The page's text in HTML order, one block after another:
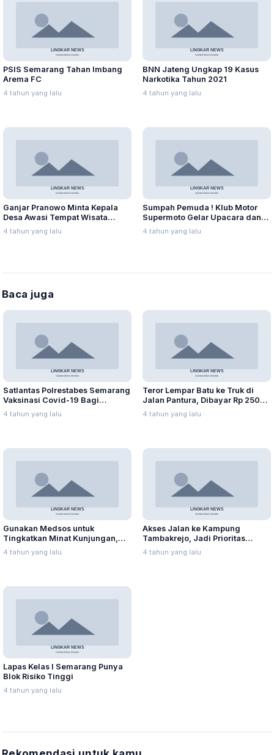
PSIS Semarang Tahan Imbang
Arema FC
4 tahun yang lalu
BNN Jateng Ungkap 19 Kasus
Narkotika Tahun 2021
4 tahun yang lalu
Ganjar Pranowo Minta Kepala
Desa Awasi Tempat Wisata
Selama Nataru
4 tahun yang lalu
Sumpah Pemuda ! Klub Motor
Supermoto Gelar Upacara dan
Tabur Benih Ikan
4 tahun yang lalu
Baca juga
Satlantas Polrestabes Semarang
Vaksinasi Covid-19 Bagi
Pemohon SIM
4 tahun yang lalu
Teror Lempar Batu ke Truk di
Jalan Pantura, Dibayar Rp 250
Ribu
4 tahun yang lalu
Gunakan Medsos untuk
Tingkatkan Minat Kunjungan,
Yakinkan Tempat Wisata Aman
4 tahun yang lalu
Akses Jalan ke Kampung
Tambakrejo, Jadi Prioritas
Pembangunan Tahun 2022
4 tahun yang lalu
Lapas Kelas I Semarang Punya
Blok Risiko Tinggi
4 tahun yang lalu